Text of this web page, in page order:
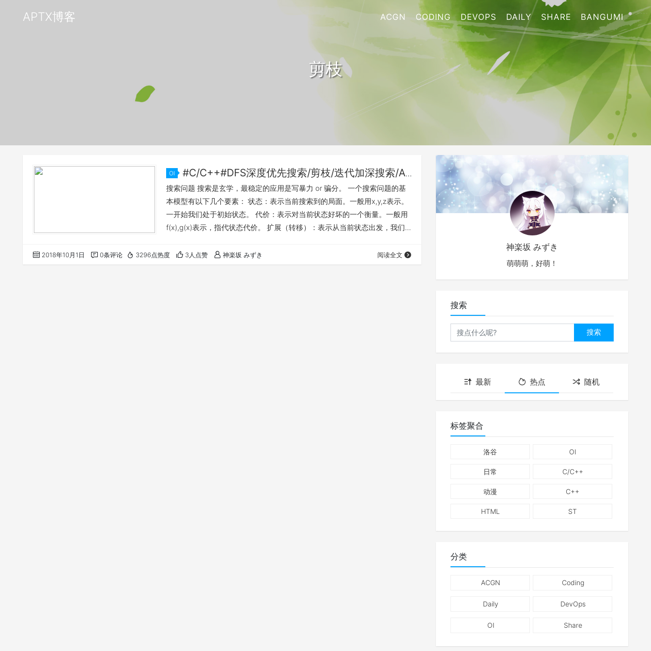
APTX博客 ACGN CODING DEVOPS DAILY SHARE BANGUMI
剪枝
OI
#C/C++#DFS深度优先搜索/剪枝/迭代加深搜索/A*
搜索
搜索问题 搜索是玄学，最稳定的应用是写暴力 or 骗分。 一个搜索问题的基
本模型有以下几个要素： 状态：表示当前搜索到的局面。一般用x,y,z表示。
一开始我们处于初始状态。 代价：表示对当前状态好坏的一个衡量。一般用
f(x),g(x)表示，指代状态代价。 扩展（转移）：表示从当前状态出发，我们
的状态。一步转移也会带来代价，称为转移代价。 搜索问题可以分为两类：
可行性搜索与最优性搜索。 在可行性搜索问题当中，目标是搜索到某些给定
2018年10月1日 0条评论 3296点热度 3人点赞 神楽坂 みずき 阅读全文
神楽坂 みずき
萌萌萌，好萌！
搜索
搜索
最新 热点 随机
标签聚合
洛谷 OI
日常 C/C++
动漫 C++
HTML ST
分类
ACGN Coding
Daily DevOps
OI Share